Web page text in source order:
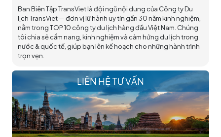
Ban Biên Tập TransViet là đội ngũ nội dung của Công ty Du
lịch TransViet — đơn vị lữ hành uy tín gần 30 năm kinh nghiệm,
nằm trong TOP 10 công ty du lịch hàng đầu Việt Nam. Chúng
tôi chia sẻ cẩm nang, kinh nghiệm và cảm hứng du lịch trong
nước & quốc tế, giúp bạn lên kế hoạch cho những hành trình
trọn vẹn.
LIÊN HỆ TƯ VẤN